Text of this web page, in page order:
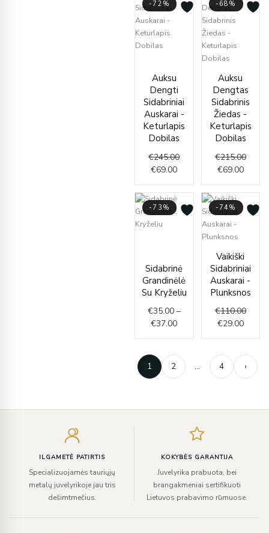
-72%
Auksu
Dengti
Sidabriniai
Auskarai -
Keturlapis
Dobilas
€245.00
Original
€245.00.
€69.00
Current
€69.00.
-68%
Auksu
Dengtas
Sidabrinis
Žiedas -
Keturlapis
Dobilas
€215.00
was:
€69.00
is:
-73%
Sidabrinė
Grandinėlė
Su Kryželiu
€35.00 –
€37.00
through
€37.00
-74%
Vaikiški
Sidabriniai
Auskarai -
Plunksnos
€110.00
was:
€29.00
price
is:
1 2 … 4 ›
ILGAMETĖ PATIRTIS
Specializuojamės tauriųjų
metalų juvelyrikoje jau tris
dešimtmečius.
KOKYBĖS GARANTIJA
Juvelyrika prabuota, bei
brangakmeniai sertifikuoti
Lietuvos prabavimo rūmuose.